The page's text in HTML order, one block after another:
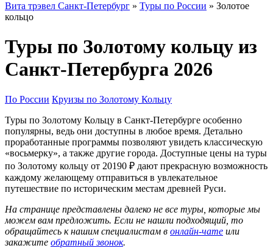
Вита трэвел Санкт-Петербург » Туры по России » Золотое
кольцо
Туры по Золотому кольцу из
Санкт-Петербурга 2026
По России Круизы по Золотому Кольцу
Туры по Золотому Кольцу в Санкт-Петербурге особенно
популярны, ведь они доступны в любое время. Детально
проработанные программы позволяют увидеть классическую
«восьмерку», а также другие города. Доступные цены на туры
по Золотому кольцу от 20190 ₽ дают прекрасную возможность
каждому желающему отправиться в увлекательное
путешествие по историческим местам древней Руси.
На странице представлены далеко не все туры, которые мы
можем вам предложить. Если не нашли подходящий, то
обращайтесь к нашим специалистам в онлайн-чате или
закажите обратный звонок.